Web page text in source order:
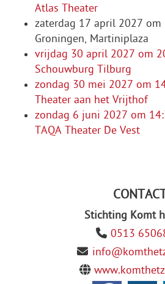
Atlas Theater
zaterdag 17 april 2027 om
Groningen, Martiniplaza
vrijdag 30 april 2027 om
Schouwburg Tilburg
zondag 30 mei 2027 om
Theater aan het Vrijthof
zondag 6 juni 2027 om
TAQA Theater De Vest
Stichting Komt
0513